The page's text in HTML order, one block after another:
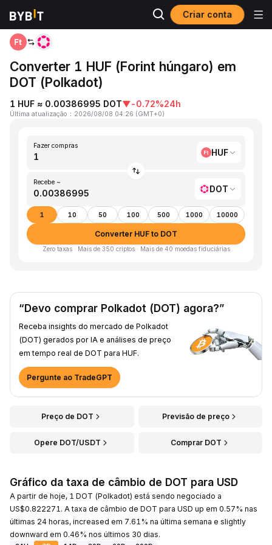
Criar conta
Página inicial
Converter 1 HUF (Forint húngaro) em
DOT (Polkadot)
1 HUF ≈ 0.00386995 DOT▼-0.72%24h
Última atualização ： 2026/08/08 04:26 (GMT+0)
Fazer compras
HUF
Recebe ~
DOT
1 10 50 100 500 1000 10000
Converter HUF to DOT
Zero taxas · Mais de 350 criptos · Mais de 40 moedas fiduciárias
“Devo comprar Polkadot (DOT) agora?”
Receba insights do mercado de Polkadot
(DOT) gerados por IA e análises de preço
em tempo real de DOT para HUF.
Pergunte ao TradeGPT
Preço de DOT Previsão de preço
Opere DOT/USDT Comprar DOT
Gráfico da taxa de câmbio de DOT para USD
A partir de hoje, 1 DOT (Polkadot) está sendo negociado a
US$0.822271. A taxa de câmbio de DOT para USD up em 0.57% nas
últimas 24 horas, increased em 7.61% na última semana e slightly
downward em 0.46% nos últimos 30 dias.